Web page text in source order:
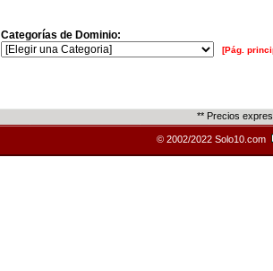
Categorías de Dominio:
[Pág.
** Precios
© 2002/2022 Solo10.com